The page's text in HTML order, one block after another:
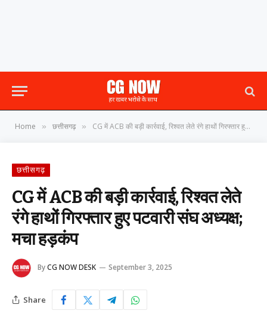
Home » छत्तीसगढ़ » CG में ACB की बड़ी कार्रवाई, रिश्वत लेते रंगे हाथों गिरफ्तार हुए पटवारी संघ अध्यक्ष; मचा हड़कंप
छत्तीसगढ़
CG में ACB की बड़ी कार्रवाई, रिश्वत लेते
रंगे हाथों गिरफ्तार हुए पटवारी संघ अध्यक्ष;
मचा हड़कंप
ByCG NOW DESK September 3, 2025
Share